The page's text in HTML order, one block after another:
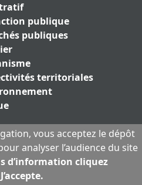
publique
publiques
territoriales
vous acceptez le dépôt
analyser l’audience du site
d’information cliquez
J’accepte.